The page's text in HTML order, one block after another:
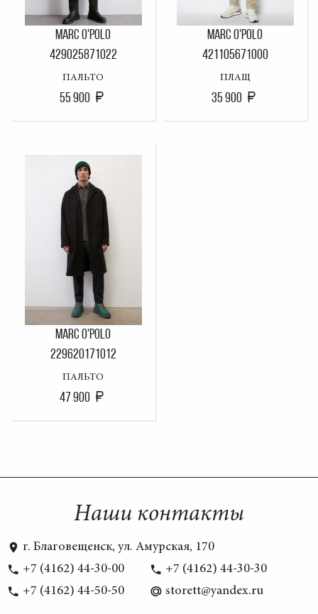
MARC O'POLO
429025871022
ПАЛЬТО
55 900
MARC O'POLO
421105671000
ПЛАЩ
35 900
MARC O'POLO
229620171012
ПАЛЬТО
47 900
Наши контакты
г. Благовещенск, ул. Амурская, 170
+7 (4162) 44-30-00
+7 (4162) 44-30-30
+7 (4162) 44-50-50
storett@yandex.ru